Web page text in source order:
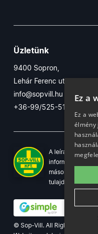
Üzletünk
9400 Sopron,
Lehár Ferenc utca 17/B
info@sopvill.hu
+36-99/525-515
A leírások, fotók,
információ
másolása, üzleti
tulajdonosának
© Sop-Vill. All Rights Reserved.
Ez a
Ez a
élmény